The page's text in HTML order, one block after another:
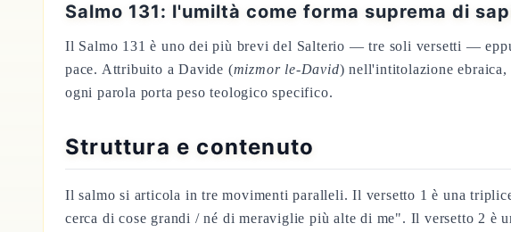
Salmo 131: l'umiltà come forma suprema di
Il Salmo 131 è uno dei più brevi del Salterio — tre soli versetti —
pace. Attribuito a Davide (mizmor le-David) nell'intitolazione ebraica,
ogni parola porta peso teologico specifico.
Struttura e contenuto
Il salmo si articola in tre movimenti paralleli. Il versetto 1 è una
cerca di cose grandi / né di meraviglie più alte di me". Il versetto 2 è